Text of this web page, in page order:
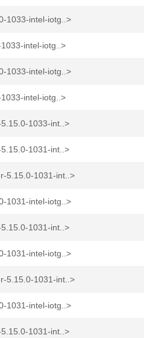
1033-intel-iotg..>
intel-iotg..>
1033-intel-iotg..>
intel-iotg..>
1033-int..>
1031-int..>
5.15.0-1031-int..>
1031-intel-iotg..>
1031-int..>
1031-intel-iotg..>
5.15.0-1031-int..>
1031-intel-iotg..>
1031-int..>